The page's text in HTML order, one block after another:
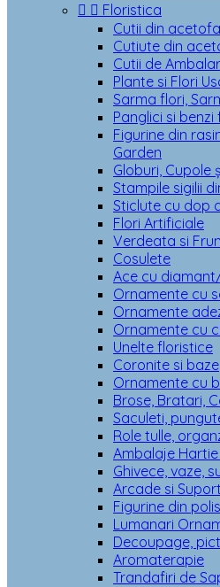
  Floristica
Cutii din
Cutiute din
Cutii de
Plante si Flori
Sarma flori,
Panglici si
Figurine din
Garden
Globuri, Cupole
Stampile sigilii
Sticlute cu dop
Flori Artificiale
Verdeata si
Cosulete
Ace cu
Ornamente cu
Ornamente
Ornamente cu
Unelte floristice
Coronite si baze
Ornamente cu
Brose, Bratari,
Saculeti,
Role tulle,
Ambalaje
Ghivece, vaze,
Arcade si
Figurine din
Lumanari
Decoupage,
Aromaterapie
Trandafiri de